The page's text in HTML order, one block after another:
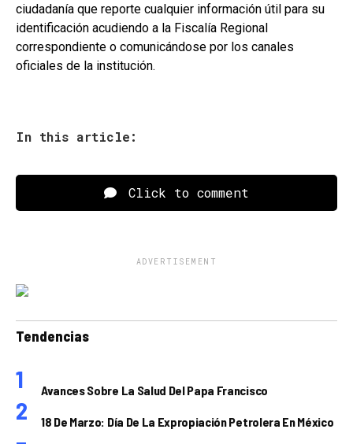
ciudadanía que reporte cualquier información útil para su
identificación acudiendo a la Fiscalía Regional
correspondiente o comunicándose por los canales
oficiales de la institución.
In this article:
Click to comment
ADVERTISEMENT
Tendencias
Avances Sobre La Salud Del Papa Francisco
18 De Marzo: Día De La Expropiación Petrolera En México